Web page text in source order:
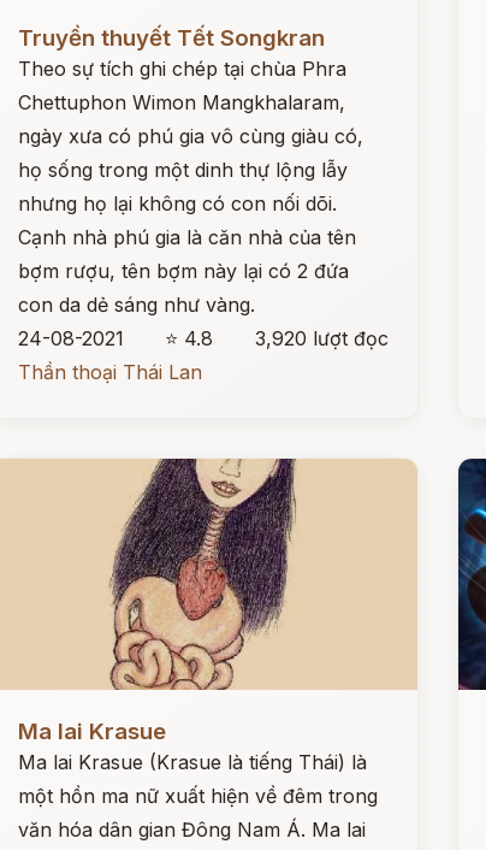
Đọc ngay
Truyền thuyết Tết Songkran
Theo sự tích ghi chép tại chùa Phra
Chettuphon Wimon Mangkhalaram,
ngày xưa có phú gia vô cùng giàu có,
họ sống trong một dinh thự lộng lẫy
nhưng họ lại không có con nối dõi.
Cạnh nhà phú gia là căn nhà của tên
bợm rượu, tên bợm này lại có 2 đứa
con da dẻ sáng như vàng.
24-08-2021
⭐ 4.8
3,920 lượt đọc
Thần thoại Thái Lan
Ma lai Krasue
Ma lai Krasue (Krasue là tiếng Thái) là
một hồn ma nữ xuất hiện về đêm trong
văn hóa dân gian Đông Nam Á. Ma lai